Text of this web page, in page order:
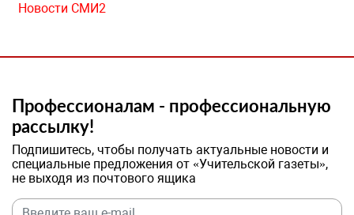
Новости СМИ2
Профессионалам - профессиональную
рассылку!
Подпишитесь, чтобы получать актуальные новости и
специальные предложения от «Учительской газеты»,
не выходя из почтового ящика